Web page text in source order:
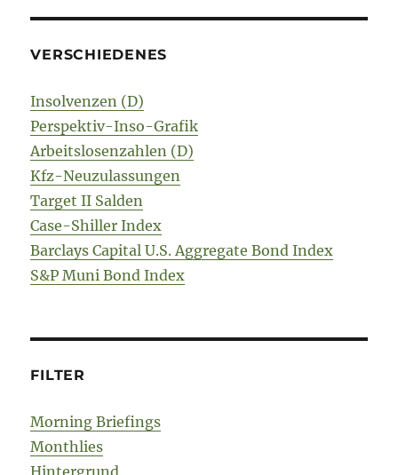
VERSCHIEDENES
Insolvenzen (D)
Perspektiv-Inso-Grafik
Arbeitslosenzahlen (D)
Kfz-Neuzulassungen
Target II Salden
Case-Shiller Index
Barclays Capital U.S. Aggregate Bond Index
S&P Muni Bond Index
FILTER
Morning Briefings
Monthlies
Hintergrund